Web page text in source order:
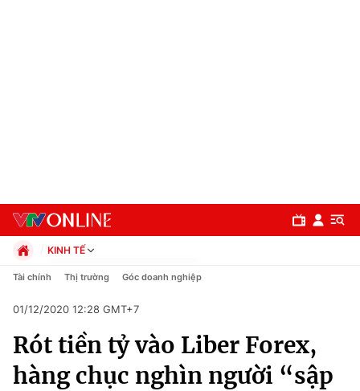
Chuyên mục
Chính trị
KINH TẾ
Chính trị
Pháp luật
Kinh tế
Thể thao
Truyền hình
Tài chính Thị trường Góc doanh nghiệp
01/12/2020 12:28 GMT+7
Rót tiền tỷ vào Liber Forex,
hàng chục nghìn người “sập